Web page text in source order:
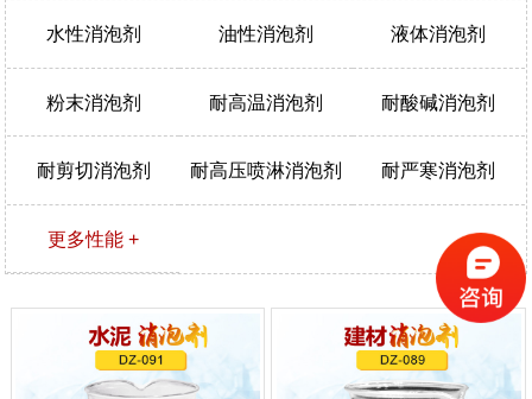
水性消泡剂 油性消泡剂 液体消泡剂
粉末消泡剂 耐高温消泡剂 耐酸碱消泡剂
耐剪切消泡剂 耐高压喷淋消泡剂 耐严寒消泡剂
更多性能 +